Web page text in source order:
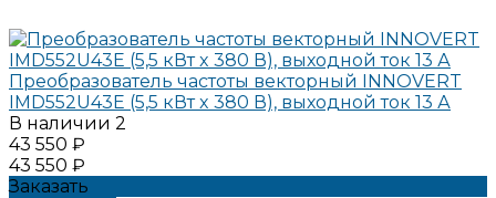
Преобразователь частоты векторный INNOVERT
IMD552U43E (5,5 кВт x 380 В), выходной ток 13 А
В наличии 2
43 550 ₽
43 550 ₽
Заказать